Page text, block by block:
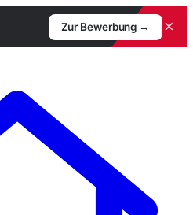
Zur Bewerbung → ×